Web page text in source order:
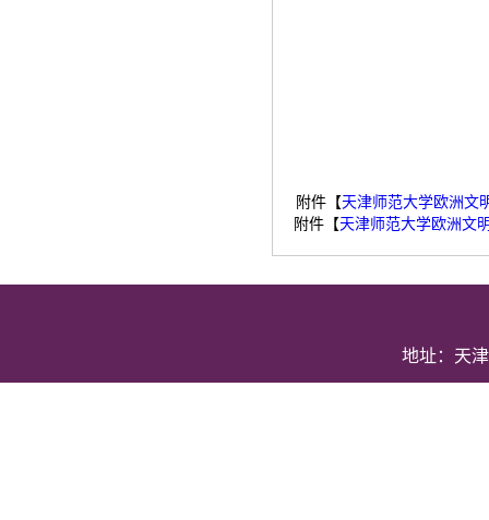
附件【天津师范大学欧洲文
附件【天津师范大学欧洲文
地址：天